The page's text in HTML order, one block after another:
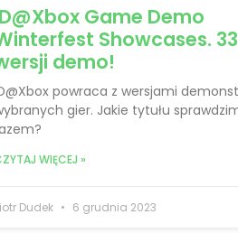
Game Demo
Showcases.
demo!
powraca z wersjami
gier. Jakie tytułu
WIĘCEJ »
Dudek 6 grudnia 2023